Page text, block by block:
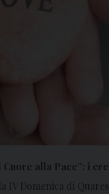
Cuore alla Pace”: i
IV Domenica di